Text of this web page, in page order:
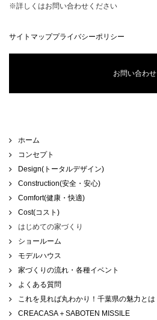
※詳しくはお問い合わせください
サイトマッププライバシーポリシー
お問い合わせ
ホーム
コンセプト
Design(トータルデザイン)
Construction(安全・安心)
Comfort(健康・快適)
Cost(コスト)
はじめての家づくり
ショールーム
モデルハウス
家づくりの流れ・各種イベント
よくある質問
これを見れば丸わかり！千葉県の魅力とは
CREACASA＋SABOTEN MISSILE